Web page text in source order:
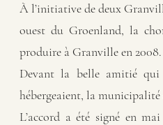
À l’initiative de deux
ouest du Groenland, la
produire à Granville en 2008.
Devant la belle amitié qui
hébergeaient, la
L’accord a été signé en